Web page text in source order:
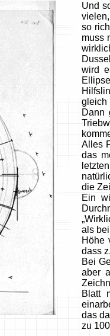
Und
so
muss
wird
gleich
Dann
Alles
das
die
Ein
als
Höhe
dass
Bei
aber
Blatt
das
zu